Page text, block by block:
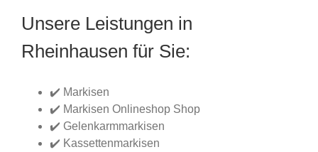
Unsere Leistungen in
Rheinhausen für Sie:
✔️ Markisen
✔️ Markisen Onlineshop Shop
✔️ Gelenkarmmarkisen
✔️ Kassettenmarkisen